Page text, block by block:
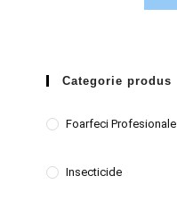
Categorie produs
Foarfeci Profesionale
Insecticide